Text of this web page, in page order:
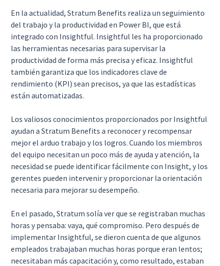
En la actualidad, Stratum Benefits realiza un seguimiento
del trabajo y la productividad en Power BI, que está
integrado con Insightful. Insightful les ha proporcionado
las herramientas necesarias para supervisar la
productividad de forma más precisa y eficaz. Insightful
también garantiza que los indicadores clave de
rendimiento (KPI) sean precisos, ya que las estadísticas
están automatizadas.
Los valiosos conocimientos proporcionados por Insightful
ayudan a Stratum Benefits a reconocer y recompensar
mejor el arduo trabajo y los logros. Cuando los miembros
del equipo necesitan un poco más de ayuda y atención, la
necesidad se puede identificar fácilmente con Insight, y los
gerentes pueden intervenir y proporcionar la orientación
necesaria para mejorar su desempeño.
En el pasado, Stratum solía ver que se registraban muchas
horas y pensaba: vaya, qué compromiso. Pero después de
implementar Insightful, se dieron cuenta de que algunos
empleados trabajaban muchas horas porque eran lentos;
necesitaban más capacitación y, como resultado, estaban